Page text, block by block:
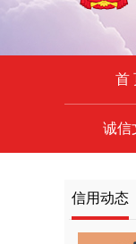
首
诚信
信用动态